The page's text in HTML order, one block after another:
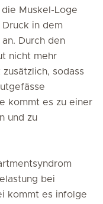
Muskel-Loge
in dem
Durch den
nicht mehr
sodass
kommt es zu einer
und zu
bei
kommt es infolge